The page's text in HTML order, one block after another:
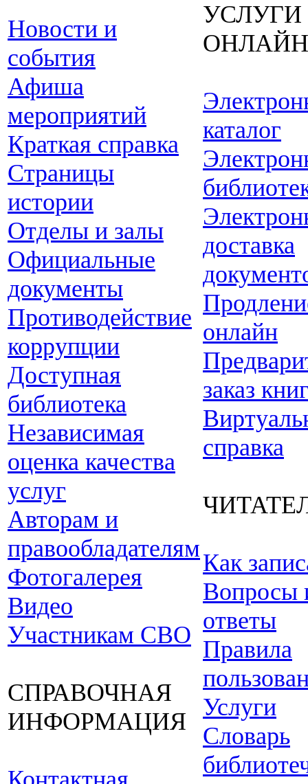
Новости и
события
Афиша
мероприятий
Краткая справка
Страницы
истории
Отделы и залы
Официальные
документы
Противодействие
коррупции
Доступная
библиотека
Независимая
оценка качества
услуг
Авторам и
правообладателям
Фотогалерея
Видео
Участникам СВО
СПРАВОЧНАЯ
ИНФОРМАЦИЯ
УСЛУГИ
ОНЛАЙН
каталог
доставка
онлайн
заказ
справка
Как
Вопросы
ответы
Правила
Услуги
Словарь